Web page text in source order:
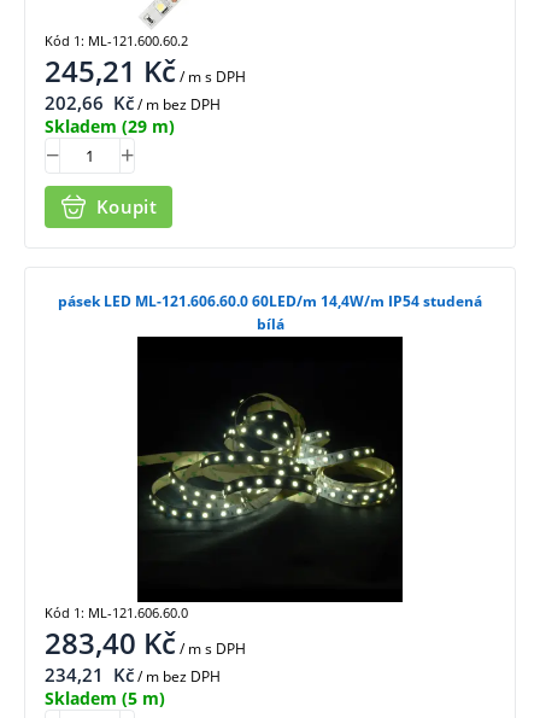
245,21 Kč/ ms DPH
202,66 Kč/ m bez DPH
Skladem (29 m)
Koupit
Kód 1: ML-121.600.60.2
pásek LED ML-121.606.60.0 60LED/m 14,4W/m IP54 studená
bílá
283,40 Kč/ ms DPH
234,21 Kč/ m bez DPH
Skladem (5 m)
Kód 1: ML-121.606.60.0